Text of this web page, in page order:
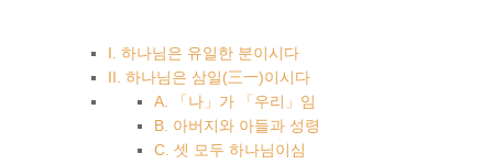
I. 하나님은 유일한 분이시다
II. 하나님은 삼일(三一)이시다
A.
「나」가 「우리」임
B. 아버지와 아들과 성령
C. 셋 모두 하나님이심